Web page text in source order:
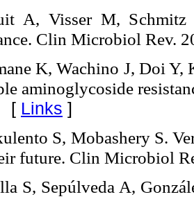
A, Visser M, Schmitz
Clin Microbiol Rev.
K, Wachino J, Doi
aminoglycoside
Links ]
S, Mobashery S.
future. Clin Microbiol
S, Sepúlveda A,